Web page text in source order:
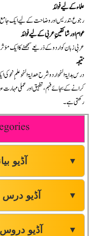
علماء کے لیے فوائد
رجوع، تدریس اور وضاحت کے لیے ایک جامع
عوام اور شائقینِ عربی کے لیے فوائد
عربی زبان کو اردو کے ذریعے سمجھنے کا ایک
نتیجہ
درس ہدایۃ النحو اردو شرح ھدایۃ النحو علمِ نحو
کرانے کے بجائے فہم، تطبیق اور عملی
رکھتی ہے۔
آڈیو ▼
آڈیو ▼
آڈیو ▼